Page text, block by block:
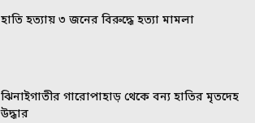
হাতি হত্যায় ৩ জনের বিরুদ্ধে হত্যা মামলা
ঝিনাইগাতীর গারোপাহাড় থেকে বন্য হাতির মৃতদেহ
উদ্ধার